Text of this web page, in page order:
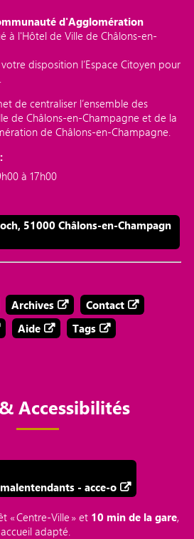
d'Agglomération
à l'Hôtel de Ville de Châlons-en-
disposition l’Espace Citoyen pour
de centraliser l’ensemble des
de Châlons-en-Champagne et de la
de Châlons-en-Champagne.
à 17h00
51000 Châlons-en-Champagn
Archives
Contact
Aide Tags
Accessibilités
- acce-o
« Centre‑Ville » et 10 min de la gare,
adapté.